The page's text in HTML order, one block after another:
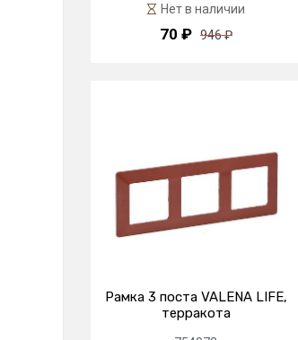
Нет в наличии
70 ₽ 946 ₽
Рамка 3 поста VALENA LIFE,
терракота